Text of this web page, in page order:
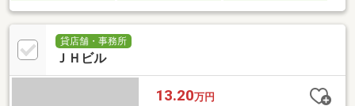
貸店舗・事務所
ＪＨビル
13.20万円